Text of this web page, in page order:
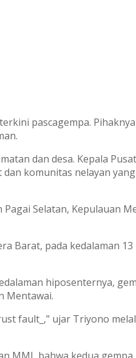
pascagempa.
dan desa. Kepala Pusat
komunitas nelayan
Selatan, Kepulauan
Barat, pada kedalaman 13
hiposenternya,
Mentawai.
fault_,” ujar Triyono